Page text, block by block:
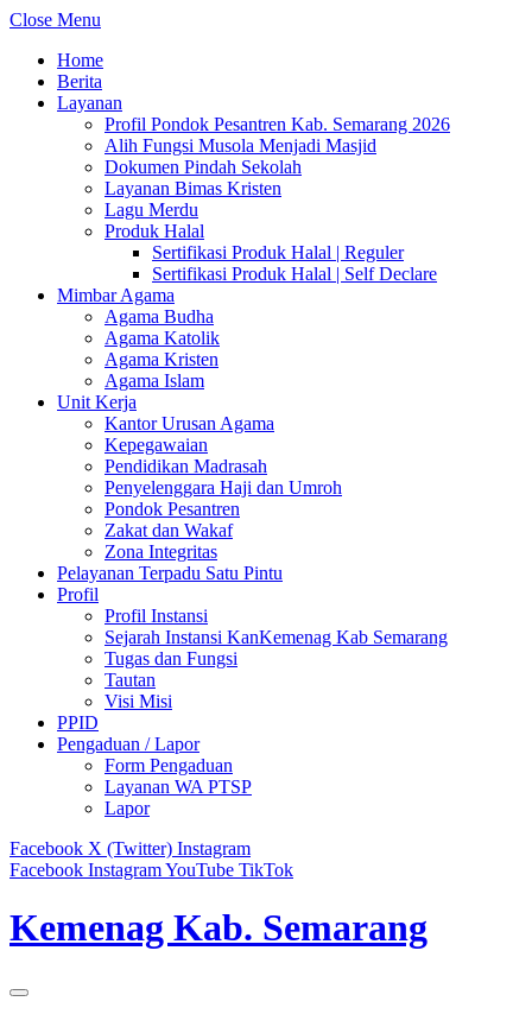
Close Menu
Home
Berita
Layanan
Profil Pondok Pesantren Kab. Semarang 2026
Alih Fungsi Musola Menjadi Masjid
Dokumen Pindah Sekolah
Layanan Bimas Kristen
Lagu Merdu
Produk Halal
Sertifikasi Produk Halal | Reguler
Sertifikasi Produk Halal | Self Declare
Mimbar Agama
Agama Budha
Agama Katolik
Agama Kristen
Agama Islam
Unit Kerja
Kantor Urusan Agama
Kepegawaian
Pendidikan Madrasah
Penyelenggara Haji dan Umroh
Pondok Pesantren
Zakat dan Wakaf
Zona Integritas
Pelayanan Terpadu Satu Pintu
Profil
Profil Instansi
Sejarah Instansi KanKemenag Kab Semarang
Tugas dan Fungsi
Tautan
Visi Misi
PPID
Pengaduan / Lapor
Form Pengaduan
Layanan WA PTSP
Lapor
Facebook X (Twitter) Instagram
Facebook InstagramYouTube TikTok
Kemenag Kab. Semarang